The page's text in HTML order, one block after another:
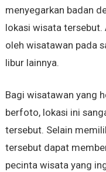
menyegarkan badan
lokasi wisata tersebut.
oleh wisatawan pada
libur lainnya.
Bagi wisatawan yang
berfoto, lokasi ini
tersebut. Selain
tersebut dapat
pecinta wisata yang